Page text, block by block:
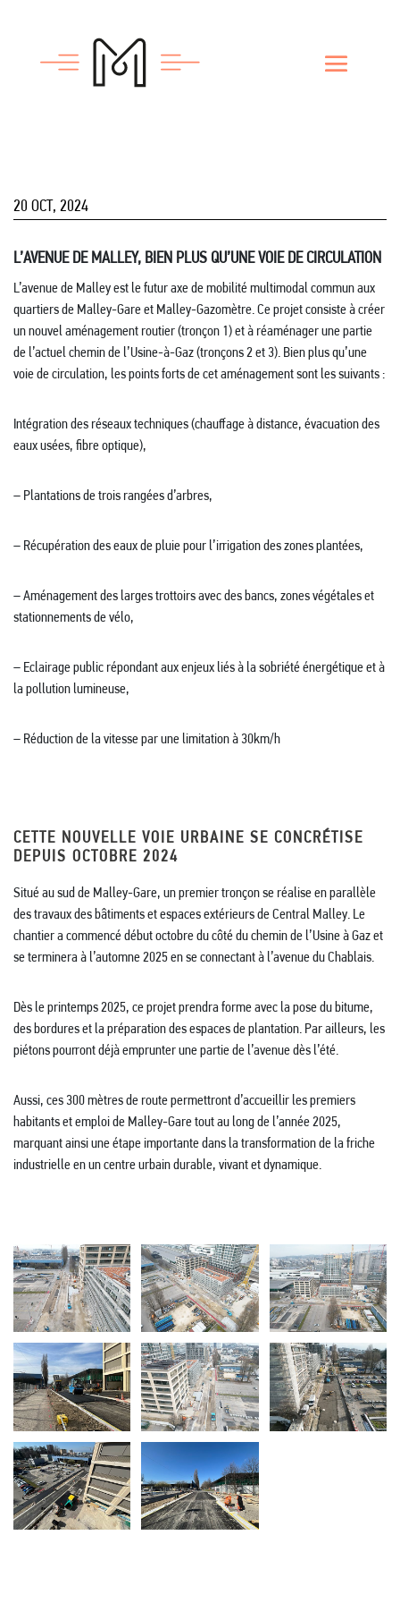
20 OCT, 2024
L’AVENUE DE MALLEY, BIEN PLUS QU’UNE VOIE DE CIRCULATION
L’avenue de Malley est le futur axe de mobilité multimodal commun aux
quartiers de Malley-Gare et Malley-Gazomètre. Ce projet consiste à créer
un nouvel aménagement routier (tronçon 1) et à réaménager une partie
de l’actuel chemin de l’Usine-à-Gaz (tronçons 2 et 3). Bien plus qu’une
voie de circulation, les points forts de cet aménagement sont les suivants :
Intégration des réseaux techniques (chauffage à distance, évacuation des
eaux usées, fibre optique),
– Plantations de trois rangées d’arbres,
– Récupération des eaux de pluie pour l’irrigation des zones plantées,
– Aménagement des larges trottoirs avec des bancs, zones végétales et
stationnements de vélo,
– Eclairage public répondant aux enjeux liés à la sobriété énergétique et à
la pollution lumineuse,
– Réduction de la vitesse par une limitation à 30km/h
CETTE NOUVELLE VOIE URBAINE SE CONCRÉTISE
DEPUIS OCTOBRE 2024
Situé au sud de Malley-Gare, un premier tronçon se réalise en parallèle
des travaux des bâtiments et espaces extérieurs de Central Malley. Le
chantier a commencé début octobre du côté du chemin de l’Usine à Gaz et
se terminera à l’automne 2025 en se connectant à l’avenue du Chablais.
Dès le printemps 2025, ce projet prendra forme avec la pose du bitume,
des bordures et la préparation des espaces de plantation. Par ailleurs, les
piétons pourront déjà emprunter une partie de l’avenue dès l’été.
Aussi, ces 300 mètres de route permettront d’accueillir les premiers
habitants et emploi de Malley-Gare tout au long de l’année 2025,
marquant ainsi une étape importante dans la transformation de la friche
industrielle en un centre urbain durable, vivant et dynamique.